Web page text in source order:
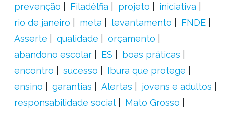
prevenção
Filadélfia projeto
iniciativa
rio de janeiro
meta levantamento
FNDE
Asserte
qualidade
orçamento
abandono escolar
ES
boas práticas
encontro
sucesso
Ibura que protege
ensino
garantias Alertas
jovens e adultos
responsabilidade social
Mato Grosso